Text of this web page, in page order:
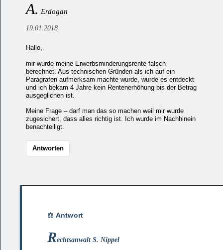
A. Erdogan
19.01.2018
Hallo,
mir wurde meine Erwerbsminderungsrente falsch
berechnet. Aus technischen Gründen als ich auf ein
Paragrafen aufmerksam machte wurde, wurde es entdeckt
und ich bekam 4 Jahre kein Rentenerhöhung bis der Betrag
ausgeglichen ist.
Meine Frage – darf man das so machen weil mir wurde
zugesichert, dass alles richtig ist. Ich wurde im Nachhinein
benachteiligt.
Antworten
Rechtsanwalt S. Nippel